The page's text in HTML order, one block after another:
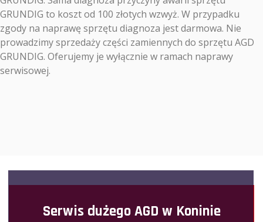
GRUNDIG to koszt od 100 złotych wzwyż. W przypadku
zgody na naprawę sprzętu diagnoza jest darmowa. Nie
prowadzimy sprzedaży części zamiennych do sprzętu AGD
GRUNDIG. Oferujemy je wyłącznie w ramach naprawy
serwisowej.
Serwis dużego AGD w Koninie